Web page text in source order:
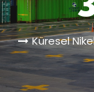
Küresel